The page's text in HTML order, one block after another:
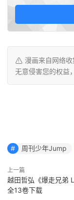
漫画来自网络
无意侵害您的权益
周刊少年Jump
上一篇
越田哲弘《爆走兄弟
全13卷下载